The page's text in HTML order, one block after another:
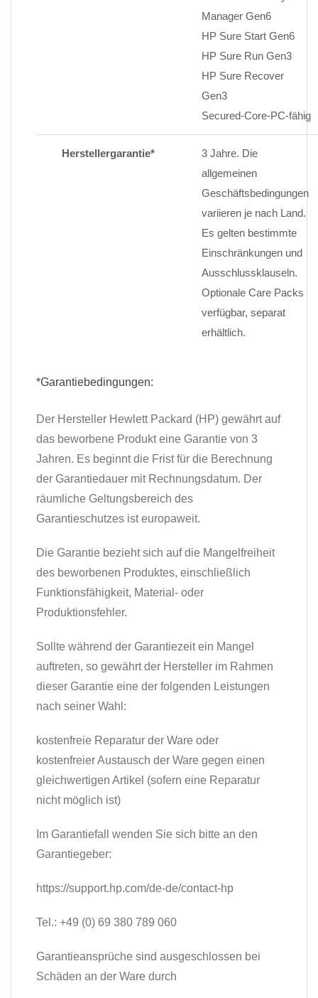
Manager Gen6
HP Sure Start Gen6
HP Sure Run Gen3
HP Sure Recover
Gen3
Secured-Core-PC-fähig
Herstellergarantie*
3 Jahre. Die
allgemeinen
Geschäftsbedingungen
variieren je nach Land.
Es gelten bestimmte
Einschränkungen und
Ausschlussklauseln.
Optionale Care Packs
verfügbar, separat
erhältlich.
*Garantiebedingungen:
Der Hersteller Hewlett Packard (HP) gewährt auf
das beworbene Produkt eine Garantie von 3
Jahren. Es beginnt die Frist für die Berechnung
der Garantiedauer mit Rechnungsdatum. Der
räumliche Geltungsbereich des
Garantieschutzes ist europaweit.
Die Garantie bezieht sich auf die Mangelfreiheit
des beworbenen Produktes, einschließlich
Funktionsfähigkeit, Material- oder
Produktionsfehler.
Sollte während der Garantiezeit ein Mangel
auftreten, so gewährt der Hersteller im Rahmen
dieser Garantie eine der folgenden Leistungen
nach seiner Wahl:
kostenfreie Reparatur der Ware oder
kostenfreier Austausch der Ware gegen einen
gleichwertigen Artikel (sofern eine Reparatur
nicht möglich ist)
Im Garantiefall wenden Sie sich bitte an den
Garantiegeber:
https://support.hp.com/de-de/contact-hp
Tel.: +49 (0) 69 380 789 060
Garantieansprüche sind ausgeschlossen bei
Schäden an der Ware durch